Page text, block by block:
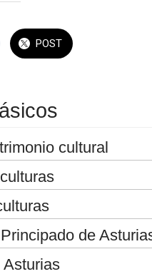
POST
cultural
Principado de
Asturias